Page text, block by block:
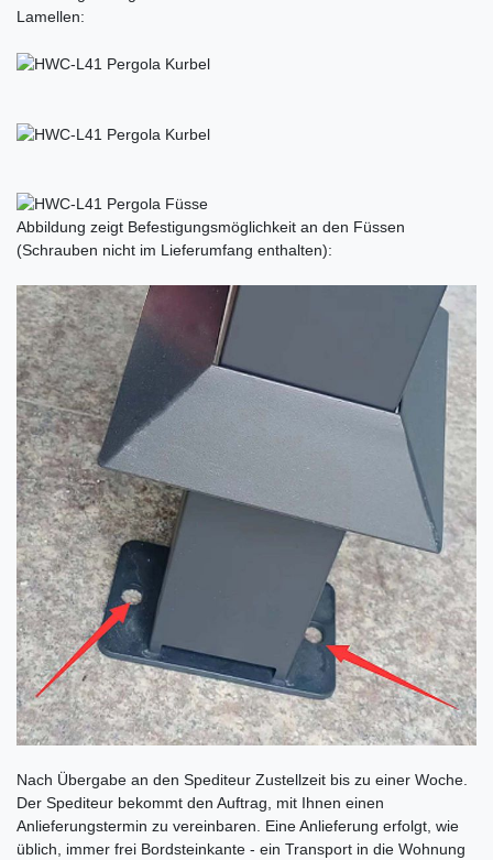
Lamellen:
Abbildung zeigt Befestigungsmöglichkeit an den Füssen
(Schrauben nicht im Lieferumfang enthalten):
Nach Übergabe an den Spediteur Zustellzeit bis zu einer Woche.
Der Spediteur bekommt den Auftrag, mit Ihnen einen
Anlieferungstermin zu vereinbaren. Eine Anlieferung erfolgt, wie
üblich, immer frei Bordsteinkante - ein Transport in die Wohnung